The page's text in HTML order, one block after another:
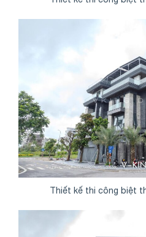
Thiết kế thi công biệt